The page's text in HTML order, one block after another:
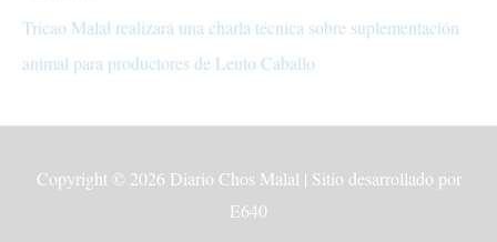
Tricao Malal realizará una charla técnica sobre suplementación
animal para productores de Leuto Caballo
Copyright © 2026 Diario Chos Malal | Sitio desarrollado por
E640